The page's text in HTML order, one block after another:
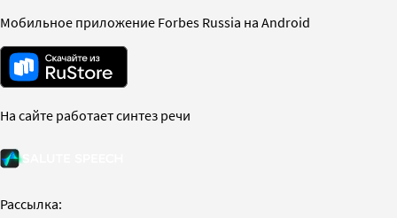
Мобильное приложение Forbes Russia на Android
На сайте работает синтез речи
Рассылка: